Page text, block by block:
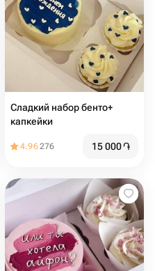
Сладкий набор бенто+
капкейки
4.96276 15 000֏